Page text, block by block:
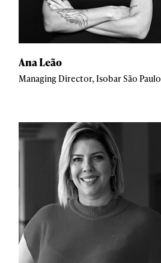
Ana Leão
Managing Director, Isobar São Paulo